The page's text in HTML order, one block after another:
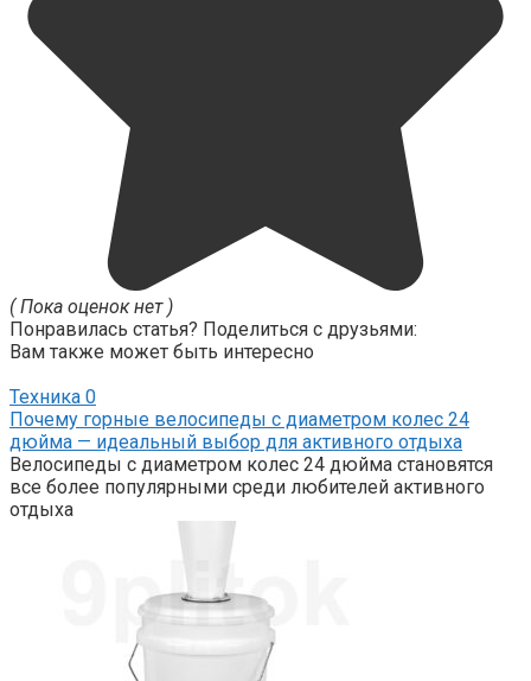
( Пока оценок нет )
Понравилась статья? Поделиться с друзьями:
Вам также может быть интересно
Техника 0
Почему горные велосипеды с диаметром колес 24
дюйма — идеальный выбор для активного отдыха
Велосипеды с диаметром колес 24 дюйма становятся
все более популярными среди любителей активного
отдыха